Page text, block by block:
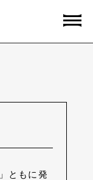
ともに発